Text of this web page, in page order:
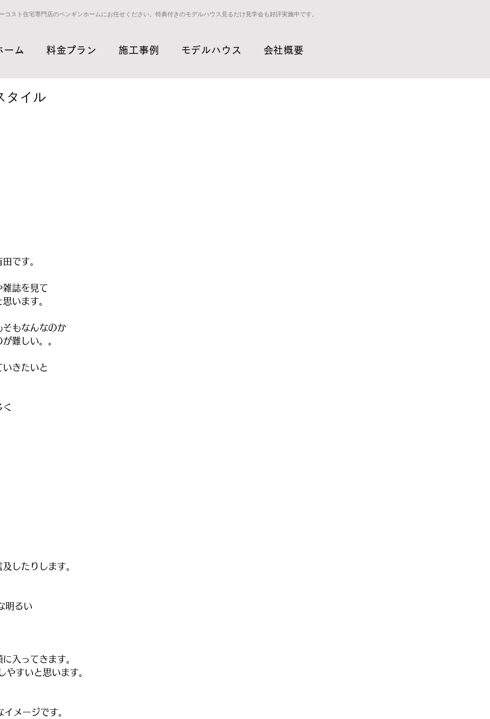
スト住宅専門店のペンギンホームにお任せください。特典付きのモデルハウス見るだけ見学会も好評実施中です。
ーム 料金プラン 施工事例 モデルハウス 会社概要
タイル
です。
雑誌を見て
います。
そもなんなのか
難しい。。
きたいと
したりします。
明るい
入ってきます。
やすいと思います。
メージです。